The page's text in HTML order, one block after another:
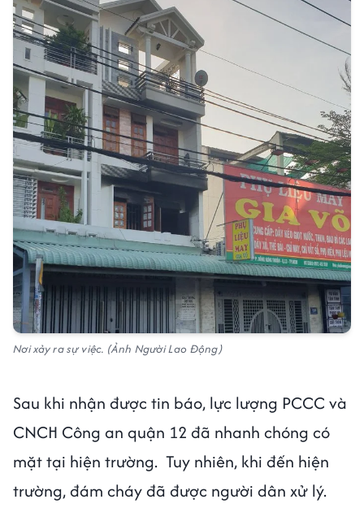
Nơi xảy ra sự việc. (Ảnh Người Lao Động)
Sau khi nhận được tin báo, lực lượng PCCC và
CNCH Công an quận 12 đã nhanh chóng có
mặt tại hiện trường. Tuy nhiên, khi đến hiện
trường, đám cháy đã được người dân xử lý.